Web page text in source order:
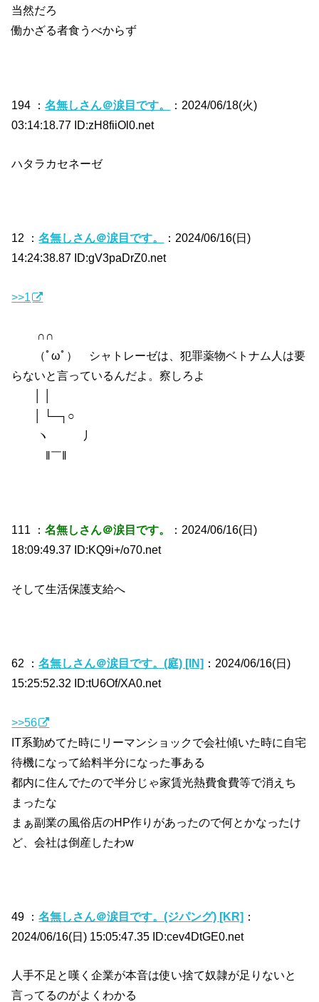
当然だろ
働かざる者食うべからず
194 ：名無しさん＠涙目です。
：2024/06/18(火)
03:14:18.77 ID:zH8fiiOl0.net
ハタラカセネーゼ
12 ：名無しさん＠涙目です。
：2024/06/16(日)
14:24:38.87 ID:gV3paDrZ0.net
>>1
∩∩
（ﾟωﾟ） シャトレーゼは、犯罪薬物ベトナム人は要
らないと言っているんだよ。察しろよ
│ └─┐○
ヽ 丿
‖￣‖
111 ：名無しさん＠涙目です。
：2024/06/16(日)
18:09:49.37 ID:KQ9i+/o70.net
そして生活保護支給へ
62 ：名無しさん＠涙目です。(庭) [IN] ：2024/06/16(日)
15:25:52.32 ID:tU6Of/XA0.net
>>56
IT系勤めてた時にリーマンショックで会社傾いた時に自宅
待機になって給料半分になった事ある
都内に住んでたので半分じゃ家賃光熱費食費等で消えち
まったな
まぁ副業の風俗店のHP作りがあったので何とかなったけ
ど、会社は倒産したわw
49 ：名無しさん＠涙目です。(ジパング) [KR] ：
2024/06/16(日) 15:05:47.35 ID:cev4DtGE0.net
人手不足と嘆く企業が本音は使い捨て奴隷が足りないと
言ってるのがよくわかる